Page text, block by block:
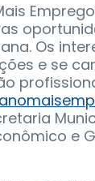
Os
e se
e